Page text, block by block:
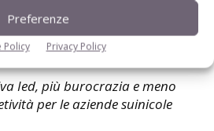
Preferenze
Policy Privacy Policy
Psa: «Vorremmo negoziare
la riapertura di zone
a restrizione»
Ied, più burocrazia e meno
per le aziende suinicole